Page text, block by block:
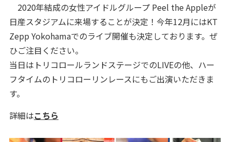
2020年結成の女性アイドルグループ Peel the Appleが
日産スタジアムに来場することが決定！今年12月にはKT
Zepp Yokohamaでのライブ開催も決定しております。ぜ
ひご注目ください。
当日はトリコロールランドステージでのLIVEの他、ハー
フタイムのトリコローリンレースにもご出演いただきま
す。
詳細はこちら